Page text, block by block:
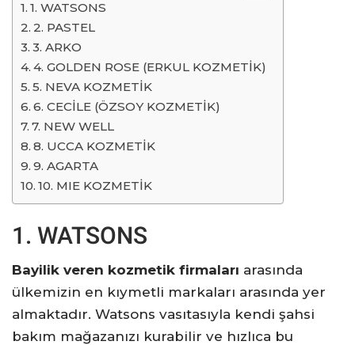
1. WATSONS
2. PASTEL
3. ARKO
4. GOLDEN ROSE (ERKUL KOZMETİK)
5. NEVA KOZMETİK
6. CECİLE (ÖZSOY KOZMETİK)
7. NEW WELL
8. UCCA KOZMETİK
9. AGARTA
10. MIE KOZMETİK
1. WATSONS
Bayilik veren kozmetik firmaları arasında
ülkemizin en kıymetli markaları arasında yer
almaktadır. Watsons vasıtasıyla kendi şahsi
bakım mağazanızı kurabilir ve hızlıca bu